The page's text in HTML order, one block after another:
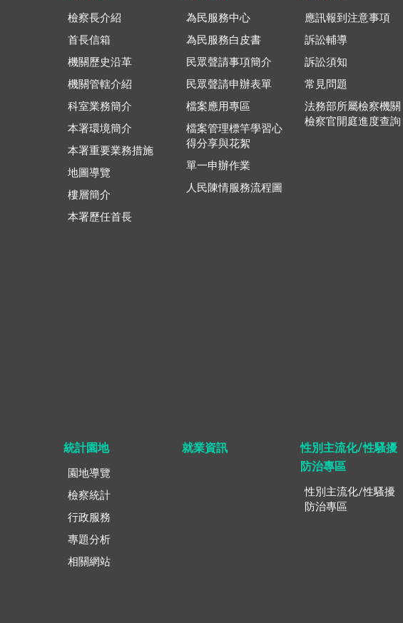
檢察長介紹
首長信箱
機關歷史沿革
機關管轄介紹
科室業務簡介
本署環境簡介
本署重要業務措施
地圖導覽
樓層簡介
本署歷任首長
為民服務中心
為民服務白皮書
民眾聲請事項簡介
民眾聲請申辦表單
檔案應用專區
檔案管理標竿學習心
得分享與花絮
單一申辦作業
人民陳情服務流程圖
應訊報到注意事項
訴訟輔導
訴訟須知
常見問題
法務部所屬檢察機關
檢察官開庭進度查詢
統計園地
園地導覽
檢察統計
行政服務
專題分析
相關網站
就業資訊
性別主流化/性騷擾
防治專區
性別主流化/性騷擾
防治專區